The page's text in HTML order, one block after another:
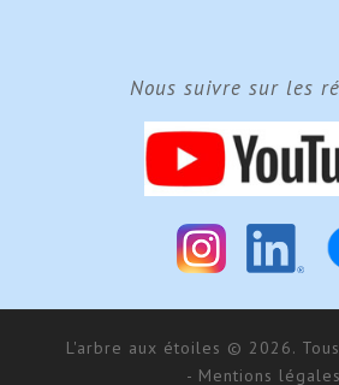
Nous suivre sur les
L'arbre aux étoiles © 2026.
- Mentions